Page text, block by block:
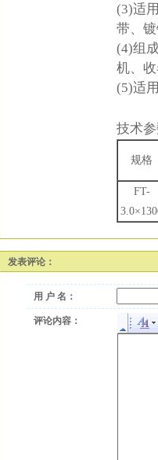
(3)适
带、
(4)组
机、
(5)适
技术
规格
FT-
发表评论：
用 户 名：
评论内容：